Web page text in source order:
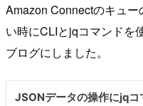
Amazon Connectのキュ
い時にCLIとjqコマンドを
ブログにしました。